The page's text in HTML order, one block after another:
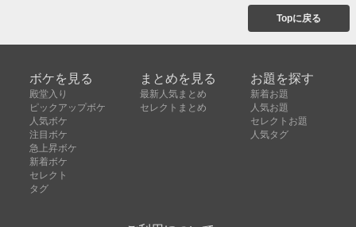
Topに戻る
ボケを見る
殿堂入り
ピックアップボケ
人気ボケ
注目ボケ
急上昇ボケ
新着ボケ
セレクト
タグ
まとめを見る
最新人気まとめ
セレクトまとめ
お題を探す
新着お題
人気お題
セレクトお題
人気タグ